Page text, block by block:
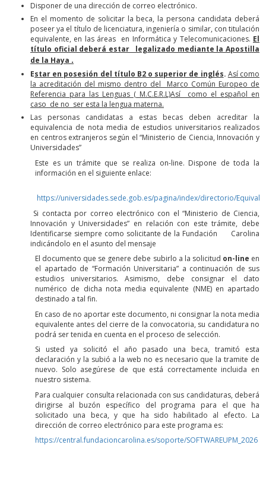
Disponer de una dirección de correo electrónico.
En el momento de solicitar la beca, la persona candidata deberá
poseer ya el título de licenciatura, ingeniería o similar, con titulación
equivalente, en las áreas en Informática y Telecomunicaciones. El
título oficial deberá estar legalizado mediante la Apostilla
de la Haya .
Estar en posesión del título B2 o superior de inglés. Así como
la acreditación del mismo dentro del Marco Común Europeo de
Referencia para las Lenguas ( M.C.E.R.L)Así como el español en
caso de no ser esta la lengua materna.
Las personas candidatas a estas becas deben acreditar la
equivalencia de nota media de estudios universitarios realizados
en centros extranjeros según el “Ministerio de Ciencia, Innovación y
Universidades”
Este es un trámite que se realiza on-line. Dispone de toda la
información en el siguiente enlace:
https://universidades.sede.gob.es/pagina/index/directorio/
Si contacta por correo electrónico con el “Ministerio de Ciencia,
Innovación y Universidades” en relación con este trámite, debe
Identificarse siempre como solicitante de la Fundación Carolina
indicándolo en el asunto del mensaje
El documento que se genere debe subirlo a la solicitud on-line en
el apartado de “Formación Universitaria” a continuación de sus
estudios universitarios. Asimismo, debe consignar el dato
numérico de dicha nota media equivalente (NME) en apartado
destinado a tal fin.
En caso de no aportar este documento, ni consignar la nota media
equivalente antes del cierre de la convocatoria, su candidatura no
podrá ser tenida en cuenta en el proceso de selección.
Si usted ya solicitó el año pasado una beca, tramitó esta
declaración y la subió a la web no es necesario que la tramite de
nuevo. Solo asegúrese de que está correctamente incluida en
nuestro sistema.
Para cualquier consulta relacionada con sus candidaturas, deberá
dirigirse al buzón específico del programa para el que ha
solicitado una beca, y que ha sido habilitado al efecto. La
dirección de correo electrónico para este programa es:
https://central.fundacioncarolina.es/soporte/SOFTWAREUPM_2026